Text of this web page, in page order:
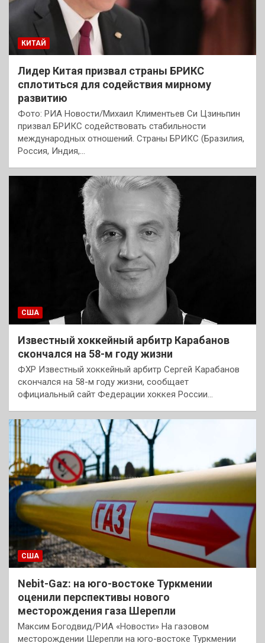
КИТАЙ
Лидер Китая призвал страны БРИКС
сплотиться для содействия мирному
развитию
Фото: РИА Новости/Михаил Климентьев Си Цзиньпин
призвал БРИКС содействовать стабильности
международных отношений. Страны БРИКС (Бразилия,
Россия, Индия,…
США
Известный хоккейный арбитр Карабанов
скончался на 58-м году жизни
ФХР Известный хоккейный арбитр Сергей Карабанов
скончался на 58-м году жизни, сообщает
официальный сайт Федерации хоккея России…
США
Nebit-Gaz: на юго-востоке Туркмении
оценили перспективы нового
месторождения газа Шерепли
Максим Богодвид/РИА «Новости» На газовом
месторождении Шерепли на юго-востоке Туркмении